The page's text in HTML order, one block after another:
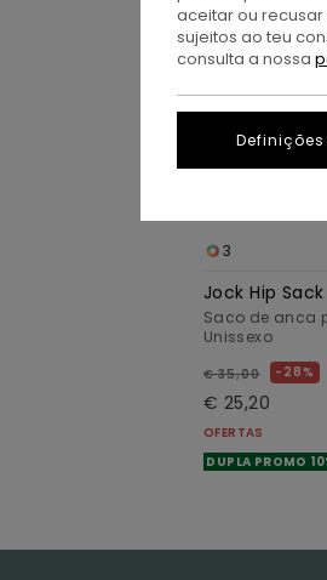
3
Jock Hip Sack
Saco de anca
Unissexo
€ 35,00 28%
€ 25,20
OFERTAS
DUPLA PROMO
aceitar ou
sujeitos ao teu
consulta a nossa